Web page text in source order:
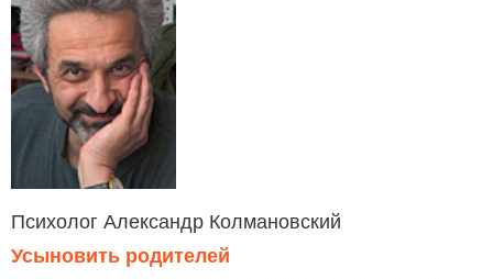
Психолог Александр Колмановский
Усыновить родителей